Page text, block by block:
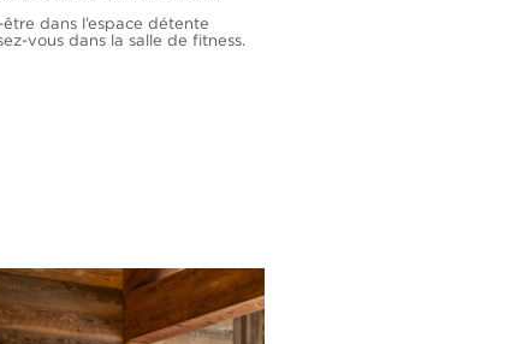
dans l’espace détente
vous dans la salle de fitness.